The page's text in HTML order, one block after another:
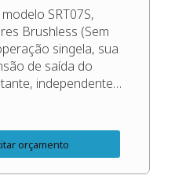
SRT07S,
Brushless (Sem
singela, sua
de saída do
independente
do gerador. Código
o Manual do
de Tensão
orçamento